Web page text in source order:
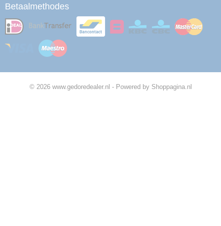
Betaalmethodes
© 2026 www.gedoredealer.nl - Powered by Shoppagina.nl